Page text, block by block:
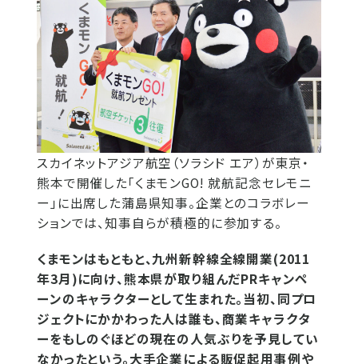
スカイネットアジア航空（ソラシド エア）が東京・
熊本で開催した「くまモンGO! 就航記念セレモニ
ー」に出席した蒲島県知事。企業とのコラボレー
ションでは、知事自らが積極的に参加する。
くまモンはもともと、九州新幹線全線開業(2011
年3月)に向け、熊本県が取り組んだPRキャンペ
ーンのキャラクターとして生まれた。当初、同プロ
ジェクトにかかわった人は誰も、商業キャラクタ
ーをもしのぐほどの現在の人気ぶりを予見してい
なかったという。大手企業による販促起用事例や